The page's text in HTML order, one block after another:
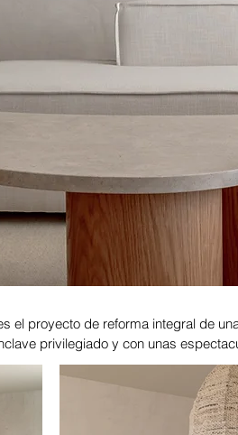
el proyecto de reforma integral de
privilegiado y con unas